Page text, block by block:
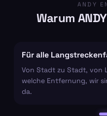
ANDY
Warum
Für alle
Von Stadt zu Stadt, von
welche Entfernung, wir
da.